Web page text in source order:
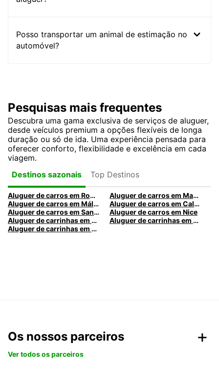
Posso transportar um animal de estimação no
automóvel?
Pesquisas mais frequentes
Descubra uma gama exclusiva de serviços de aluguer,
desde veículos premium a opções flexíveis de longa
duração ou só de ida. Uma experiência pensada para
oferecer conforto, flexibilidade e excelência em cada
viagem.
Destinos sazonais
Top Destinos
Aluguer de carros em Roma
Aluguer de carros em Madrid
Aluguer de carros em Málaga
Aluguer de carros em Caldas da Rainha
Aluguer de carros em Santa Maria da Feira
Aluguer de carros em Nice
Aluguer de carrinhas em Nice
Aluguer de carrinhas em Santa Maria da Feira
Aluguer de carrinhas em Caldas da Rainha
Os nossos parceiros
Ver todos os parceiros